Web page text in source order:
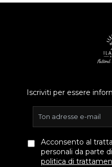
Iscriviti per essere
Acconsento al
personali da parte
politica di